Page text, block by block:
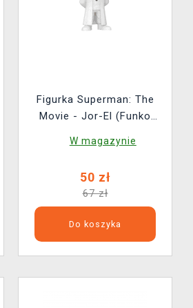
Figurka Superman: The
Movie - Jor-El (Funko
W magazynie
50 zł
67 zł
Do koszyka